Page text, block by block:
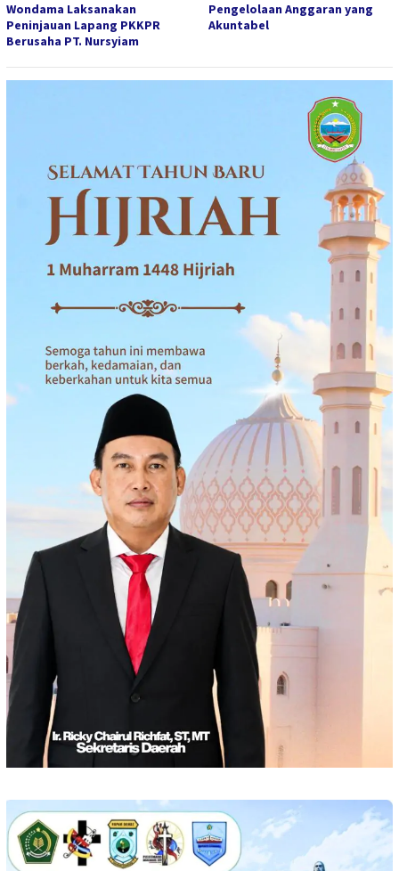
Wondama Laksanakan
Peninjauan Lapang PKKPR
Berusaha PT. Nursyiam
Pengelolaan Anggaran yang
Akuntabel